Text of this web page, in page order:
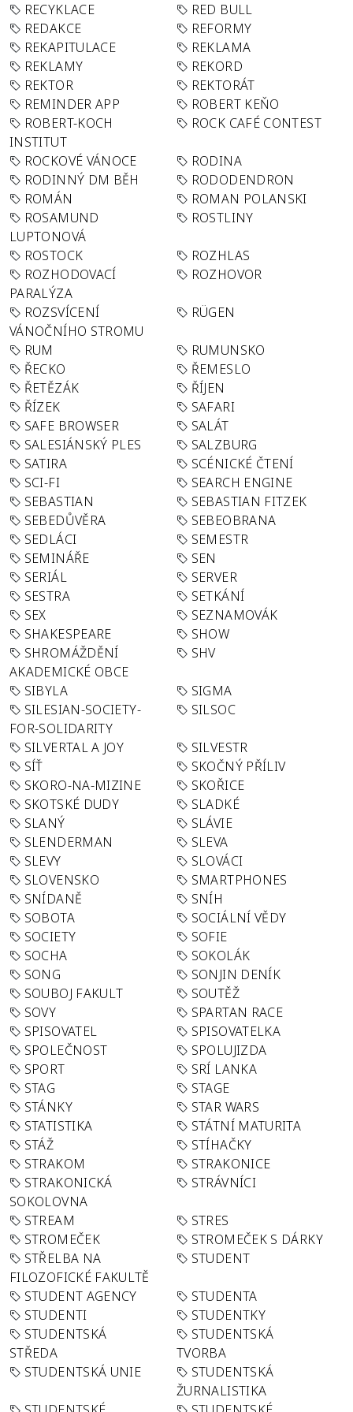
RECYKLACE
RED BULL
REDAKCE
REFORMY
REKAPITULACE
REKLAMA
REKLAMY
REKORD
REKTOR
REKTORÁT
REMINDER APP
ROBERT KEŇO
ROBERT-KOCH
INSTITUT
ROCK CAFÉ CONTEST
ROCKOVÉ VÁNOCE
RODINA
RODINNÝ DM BĚH
RODODENDRON
ROMÁN
ROMAN POLANSKI
ROSAMUND
LUPTONOVÁ
ROSTLINY
ROSTOCK
ROZHLAS
ROZHODOVACÍ
PARALÝZA
ROZHOVOR
ROZSVÍCENÍ
VÁNOČNÍHO STROMU
RÜGEN
RUM
RUMUNSKO
ŘECKO
ŘEMESLO
ŘETĚZÁK
ŘÍJEN
ŘÍZEK
SAFARI
SAFE BROWSER
SALÁT
SALESIÁNSKÝ PLES
SALZBURG
SATIRA
SCÉNICKÉ ČTENÍ
SCI-FI
SEARCH ENGINE
SEBASTIAN
SEBASTIAN FITZEK
SEBEDŮVĚRA
SEBEOBRANA
SEDLÁCI
SEMESTR
SEMINÁŘE
SEN
SERIÁL
SERVER
SESTRA
SETKÁNÍ
SEX
SEZNAMOVÁK
SHAKESPEARE
SHOW
SHROMÁŽDĚNÍ
AKADEMICKÉ OBCE
SHV
SIBYLA
SIGMA
SILESIAN-SOCIETY-
FOR-SOLIDARITY
SILSOC
SILVERTAL A JOY
SILVESTR
SÍŤ
SKOČNÝ PŘÍLIV
SKORO-NA-MIZINE
SKOŘICE
SKOTSKÉ DUDY
SLADKÉ
SLANÝ
SLÁVIE
SLENDERMAN
SLEVA
SLEVY
SLOVÁCI
SLOVENSKO
SMARTPHONES
SNÍDANĚ
SNÍH
SOBOTA
SOCIÁLNÍ VĚDY
SOCIETY
SOFIE
SOCHA
SOKOLÁK
SONG
SONJIN DENÍK
SOUBOJ FAKULT
SOUTĚŽ
SOVY
SPARTAN RACE
SPISOVATEL
SPISOVATELKA
SPOLEČNOST
SPOLUJIZDA
SPORT
SRÍ LANKA
STAG
STAGE
STÁNKY
STAR WARS
STATISTIKA
STÁTNÍ MATURITA
STÁŽ
STÍHAČKY
STRAKOM
STRAKONICE
STRAKONICKÁ
SOKOLOVNA
STRÁVNÍCI
STREAM
STRES
STROMEČEK
STROMEČEK S DÁRKY
STŘELBA NA
FILOZOFICKÉ FAKULTĚ
STUDENT
STUDENT AGENCY
STUDENTA
STUDENTI
STUDENTKY
STUDENTSKÁ
STŘEDA
STUDENTSKÁ
TVORBA
STUDENTSKÁ UNIE
STUDENTSKÁ
ŽURNALISTIKA